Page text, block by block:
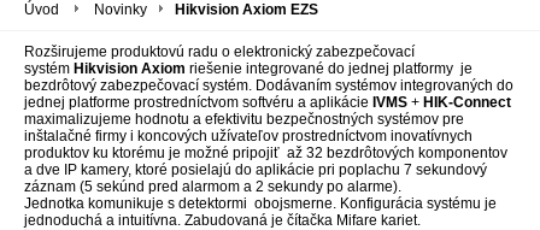
Úvod Novinky Hikvision Axiom EZS
Rozširujeme produktovú radu o elektronický zabezpečovací
systém Hikvision Axiom riešenie integrované do jednej platformy je
bezdrôtový zabezpečovací systém. Dodávaním systémov integrovaných do
jednej platforme prostredníctvom softvéru a aplikácie IVMS + HIK-Connect
maximalizujeme hodnotu a efektivitu bezpečnostných systémov pre
inštalačné firmy i koncových užívateľov prostredníctvom inovatívnych
produktov ku ktorému je možné pripojiť až 32 bezdrôtových komponentov
a dve IP kamery, ktoré posielajú do aplikácie pri poplachu 7 sekundový
záznam (5 sekúnd pred alarmom a 2 sekundy po alarme).
Jednotka komunikuje s detektormi obojsmerne. Konfigurácia systému je
jednoduchá a intuitívna. Zabudovaná je čítačka Mifare kariet.